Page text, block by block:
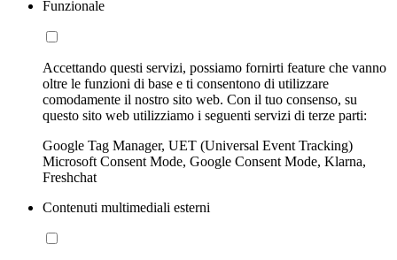
Funzionale
Accettando questi servizi, possiamo fornirti feature che vanno
oltre le funzioni di base e ti consentono di utilizzare
comodamente il nostro sito web. Con il tuo consenso, su
questo sito web utilizziamo i seguenti servizi di terze parti:
Google Tag Manager, UET (Universal Event Tracking)
Microsoft Consent Mode, Google Consent Mode, Klarna,
Freshchat
Contenuti multimediali esterni